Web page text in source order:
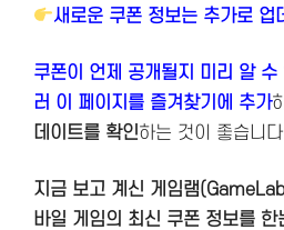
새로운 쿠폰 정보는 추가로 업
쿠폰이 언제 공개될지 미리 알
러 이 페이지를 즐겨찾기에 추가
데이트를 확인하는 것이 좋습니
지금 보고 계신 게임램
바일 게임의 최신 쿠폰 정보를 한